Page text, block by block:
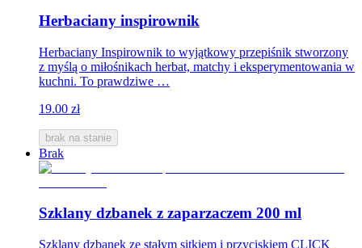
Herbaciany inspirownik
Herbaciany Inspirownik to wyjątkowy przepiśnik stworzony
z myślą o miłośnikach herbat, matchy i eksperymentowania w
kuchni. To prawdziwe …
19.00 zł
brak na stanie
Brak
Szklany dzbanek z zaparzaczem 200 ml
Szklany dzbanek ze stałym sitkiem i przyciskiem CLICK